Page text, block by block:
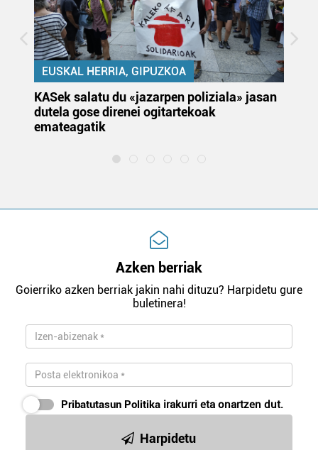
EUSKAL HERRIA, GIPUZKOA
KASek salatu du «jazarpen poliziala» jasan
dutela gose direnei ogitartekoak
emateagatik
Azken berriak
Goierriko azken berriak jakin nahi dituzu? Harpidetu gure
buletinera!
Pribatutasun Politika irakurri eta onartzen dut.
Harpidetu